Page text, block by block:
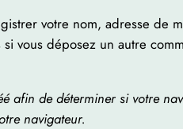
votre nom, adresse de
vous déposez un autre
de déterminer si votre
navigateur.